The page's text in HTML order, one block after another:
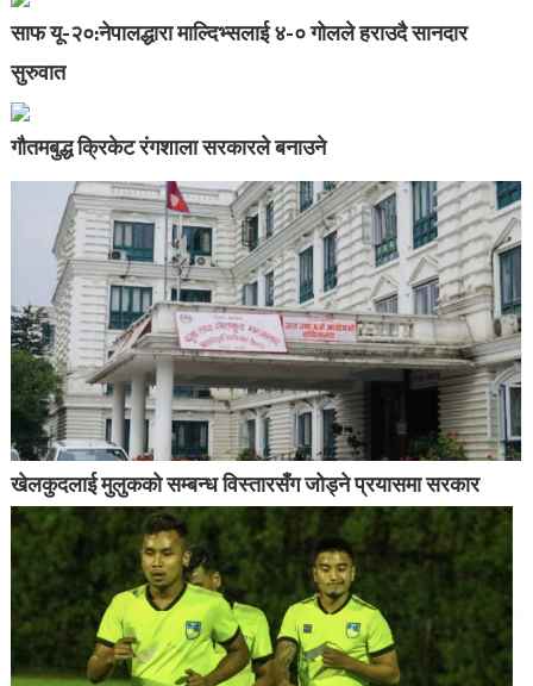
साफ यू-२०:नेपालद्धारा माल्दिभ्सलाई ४-० गोलले हराउदै सानदार
सुरुवात
गौतमबुद्ध क्रिकेट रंगशाला सरकारले बनाउने
खेलकुदलाई मुलुकको सम्बन्ध विस्तारसँग जोड्ने प्रयासमा सरकार